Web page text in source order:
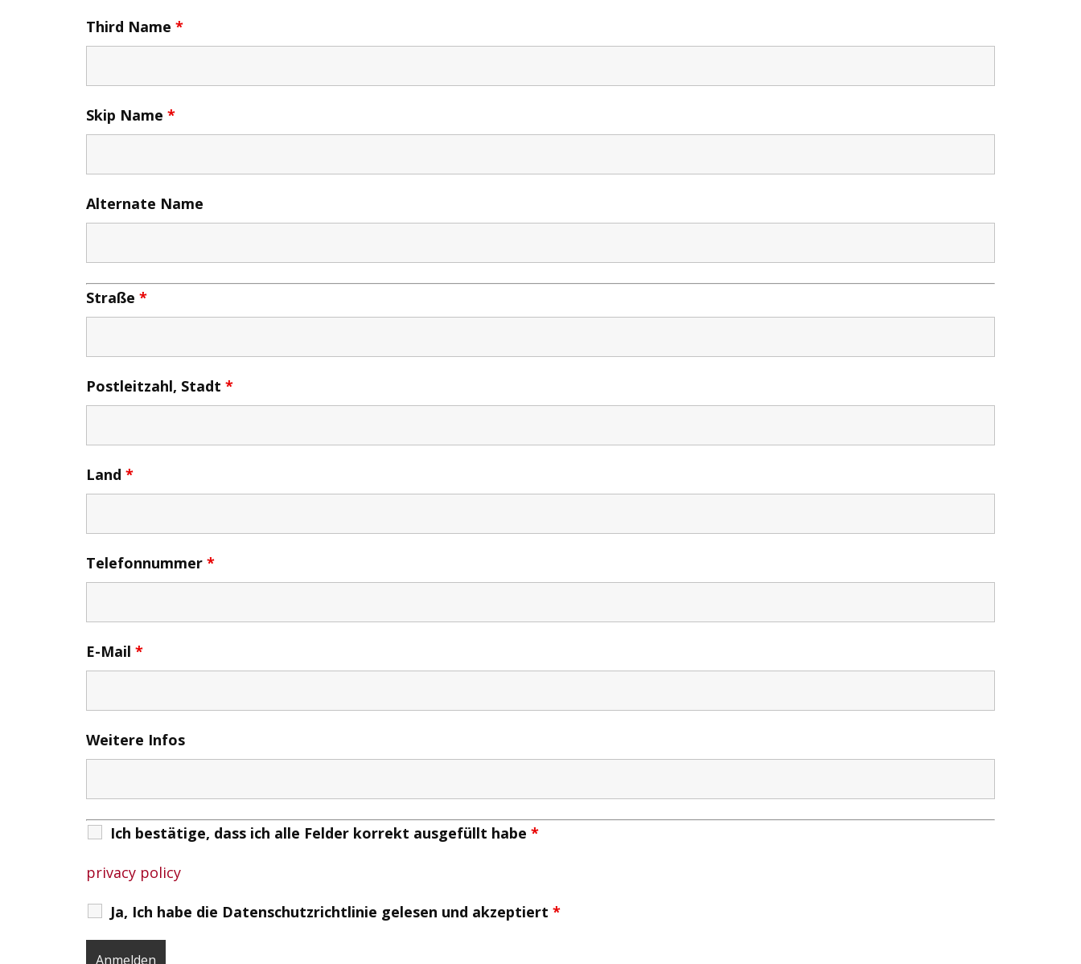
Third Name *
Skip Name *
Alternate Name
Straße *
Postleitzahl, Stadt *
Land *
Telefonnummer *
E-Mail *
Weitere Infos
Ich bestätige, dass ich alle Felder korrekt ausgefüllt habe *
privacy policy
Ja, Ich habe die Datenschutzrichtlinie gelesen und akzeptiert *